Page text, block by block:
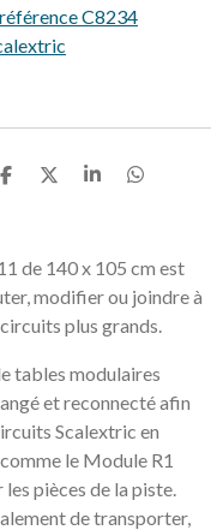
C8234
P
a
g
e
P
a
g
e
r
P
a
g
e
P
g
e
de 140 x 105 cm est
modifier ou joindre à
plus grands.
tables modulaires
et reconnecté afin
Scalextric en
le Module R1
les pièces de la piste.
de transporter,